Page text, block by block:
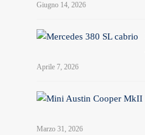
Giugno 14, 2026
Aprile 7, 2026
Marzo 31, 2026